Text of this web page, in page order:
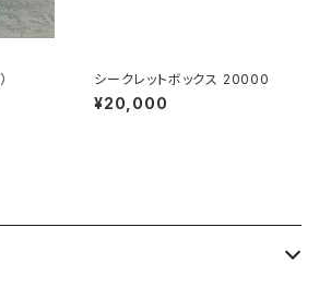
シークレットボックス 20000
¥20,000